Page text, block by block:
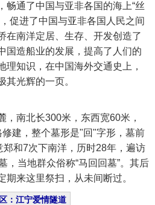
畅通了中国与亚非各国的海上“丝
促进了中国与亚非各国人民之间
在南洋定居、生存、开发创造了
国造船业的发展，提高了人们的
理知识，在中国海外交通史上，
其光辉的一页。
南北长300米，东西宽60米，
建，整个墓形是"回"字形，墓前
和7次下南洋，历时28年，遍访
，当地群众俗称“马回回墓”。其后
来这里祭扫，从未间断过。
：江宁爱情隧道